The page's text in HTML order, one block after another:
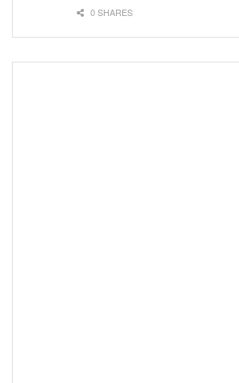
0 SHARES